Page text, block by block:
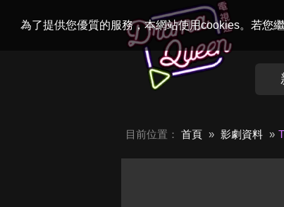
為了提供您優質的服務，本網站使用cookies。若您
目前位置： 首頁 影劇資料